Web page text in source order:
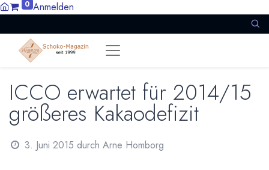
0 Anmelden
ICCO erwartet für 2014/15
größeres Kakaodefizit
3. Juni 2015 durch Arne Homborg